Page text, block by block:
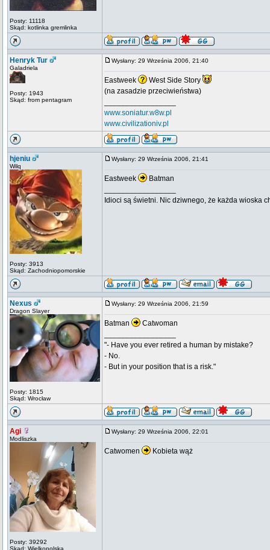
Posty: 11118
Skąd: kotlinka gremlinka
Henryk Tur
Galadriela
Posty: 1943
Skąd: from pentagram
Wysłany: 29 Września 2006, 21:40
Eastweek
West Side Story
(na zasadzie przeciwieństwa)
www.soniatur.w8w.pl
www.civilizationiv.pl
hjeniu
Wilq
Posty: 3913
Skąd: Zachodniopomorskie
Wysłany: 29 Września 2006, 21:41
Eastweek
Batman
Idioci są świetni. Nic dziwnego, że każda wioska
Nexus
Dragon Slayer
Posty: 1815
Skąd: Wrocław
Wysłany: 29 Września 2006, 21:59
Batman
Catwoman
"- Have you ever retired a human by mistake?
- No.
- But in your position that is a risk."
Agi
Modliszka
Posty: 39292
Skąd: Wielkopolska
Wysłany: 29 Września 2006, 22:01
Catwomen Kobieta wąż